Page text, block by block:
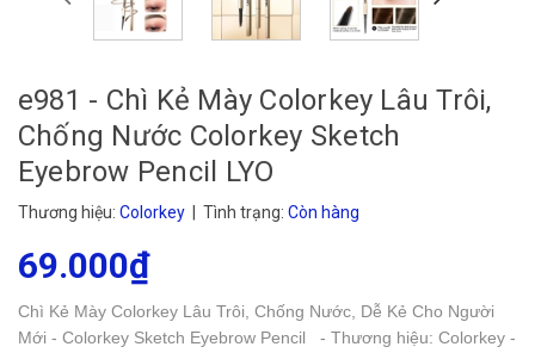
e981 - Chì Kẻ Mày Colorkey Lâu Trôi,
Chống Nước Colorkey Sketch
Eyebrow Pencil LYO
Thương hiệu: Colorkey | Tình trạng: Còn hàng
69.000₫
Chì Kẻ Mày Colorkey Lâu Trôi, Chống Nước, Dễ Kẻ Cho Người
Mới - Colorkey Sketch Eyebrow Pencil - Thương hiệu: Colorkey -